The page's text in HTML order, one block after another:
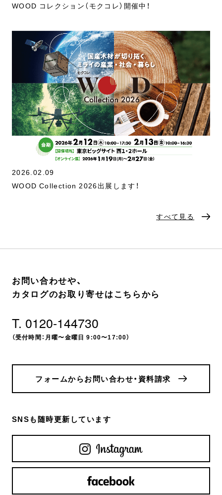
WOOD コレクション（モクコレ）開催中！
2026.02.09
WOOD Collection 2026出展します！
すべて見る
お問い合わせや、
カタログのお取り寄せはこちらから
T. 0120-144730
（受付時間：月曜〜金曜日 9:00〜17:00）
フォームからお問い合わせ・資料請求
SNSも随時更新しています